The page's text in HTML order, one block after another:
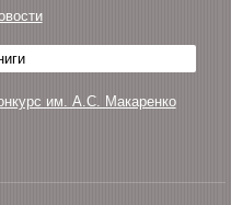
им. А.С. Макаренко